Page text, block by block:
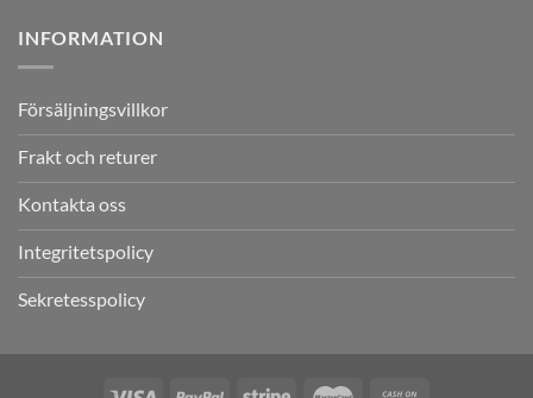
INFORMATION
Försäljningsvillkor
Frakt och returer
Kontakta oss
Integritetspolicy
Sekretesspolicy